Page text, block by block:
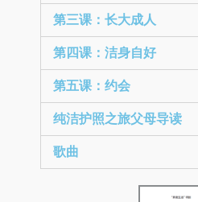
第三课：长大成人
第四课：洁身自好
第五课：约会
纯洁护照之旅父母导读
歌曲